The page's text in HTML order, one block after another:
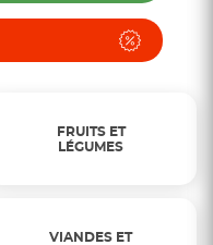
FRUITS ET
LÉGUMES
VIANDES ET